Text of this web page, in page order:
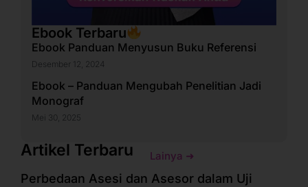
Ebook Terbaru
Ebook Panduan Menyusun Buku Referensi
Desember 12, 2024
Ebook – Panduan Mengubah Penelitian Jadi
Monograf
Mei 30, 2025
Artikel Terbaru Lainya ➜
Perbedaan Asesi dan Asesor dalam Uji